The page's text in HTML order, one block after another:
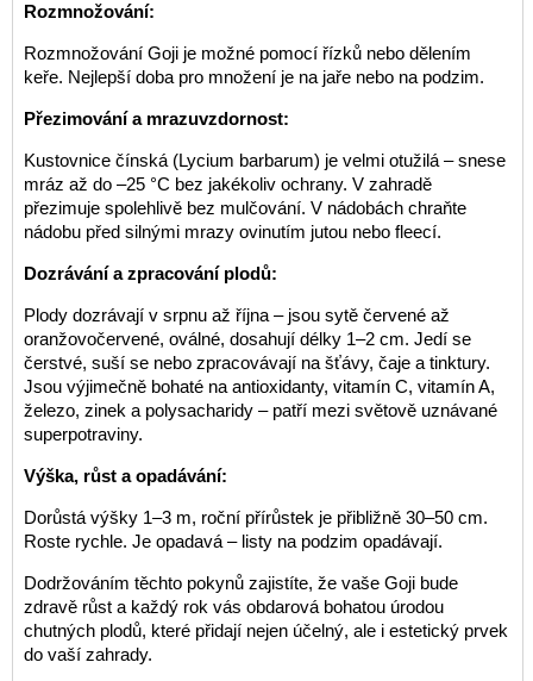
Rozmnožování:
Rozmnožování Goji je možné pomocí řízků nebo dělením
keře. Nejlepší doba pro množení je na jaře nebo na podzim.
Přezimování a mrazuvzdornost:
Kustovnice čínská (Lycium barbarum) je velmi otužilá – snese
mráz až do –25 °C bez jakékoliv ochrany. V zahradě
přezimuje spolehlivě bez mulčování. V nádobách chraňte
nádobu před silnými mrazy ovinutím jutou nebo fleecí.
Dozrávání a zpracování plodů:
Plody dozrávají v srpnu až října – jsou sytě červené až
oranžovočervené, oválné, dosahují délky 1–2 cm. Jedí se
čerstvé, suší se nebo zpracovávají na šťávy, čaje a tinktury.
Jsou výjimečně bohaté na antioxidanty, vitamín C, vitamín A,
železo, zinek a polysacharidy – patří mezi světově uznávané
superpotraviny.
Výška, růst a opadávání:
Dorůstá výšky 1–3 m, roční přírůstek je přibližně 30–50 cm.
Roste rychle. Je opadavá – listy na podzim opadávají.
Dodržováním těchto pokynů zajistíte, že vaše Goji bude
zdravě růst a každý rok vás obdarová bohatou úrodou
chutných plodů, které přidají nejen účelný, ale i estetický prvek
do vaší zahrady.